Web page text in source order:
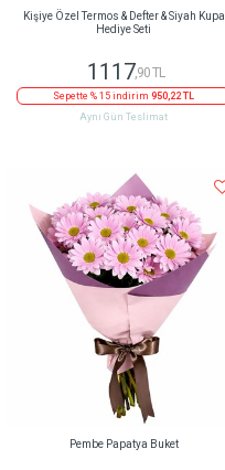
Kişiye Özel Termos & Defter & Siyah Kupa
Hediye Seti
1117,90 TL
Sepette % 15 indirim 950,22 TL
Aynı Gün Teslimat
Pembe Papatya Buket